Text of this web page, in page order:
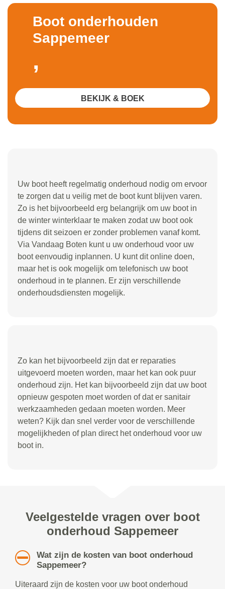
Uw boot heeft regelmatig onderhoud nodig om ervoor
te zorgen dat u veilig met de boot kunt blijven varen.
Zo is het bijvoorbeeld erg belangrijk om uw boot in
de winter winterklaar te maken zodat uw boot ook
tijdens dit seizoen er zonder problemen vanaf komt.
Via Vandaag Boten kunt u uw onderhoud voor uw
boot eenvoudig inplannen. U kunt dit online doen,
maar het is ook mogelijk om telefonisch uw boot
onderhoud in te plannen. Er zijn verschillende
onderhoudsdiensten mogelijk.
Boot onderhouden
Sappemeer
,
BEKIJK & BOEK
Zo kan het bijvoorbeeld zijn dat er reparaties
uitgevoerd moeten worden, maar het kan ook puur
onderhoud zijn. Het kan bijvoorbeeld zijn dat uw boot
opnieuw gespoten moet worden of dat er sanitair
werkzaamheden gedaan moeten worden. Meer
weten? Kijk dan snel verder voor de verschillende
mogelijkheden of plan direct het onderhoud voor uw
boot in.
Veelgestelde vragen over boot
onderhoud Sappemeer
Wat zijn de kosten van boot onderhoud
Sappemeer?
Uiteraard zijn de kosten voor uw boot onderhoud